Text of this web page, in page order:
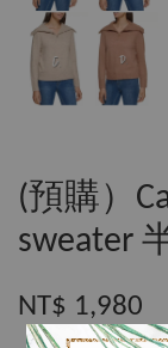
(預購）
sweater
NT$ 1,980